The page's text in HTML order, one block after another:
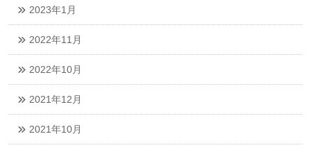
2023年1月
2022年11月
2022年10月
2021年12月
2021年10月